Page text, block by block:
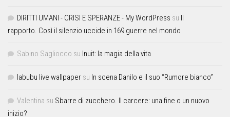
DIRITTI UMANI - CRISI E SPERANZE - My WordPress su Il
rapporto. Così il silenzio uccide in 169 guerre nel mondo
Sabino Sagliocco su Inuit: la magia della vita
labubu live wallpaper su In scena Danilo e il suo “Rumore bianco”
Valentina su Sbarre di zucchero. Il carcere: una fine o un nuovo
inizio?